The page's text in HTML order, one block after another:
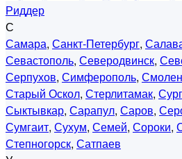
Риддер
С
Самара, Санкт-Петербург,
Севастополь, Северодвинск,
Серпухов, Симферополь,
Старый Оскол, Стерлитамак,
Сыктывкар, Сарапул, Саров,
Сумгаит, Сухум, Семей, Сороки,
Степногорск, Сатпаев